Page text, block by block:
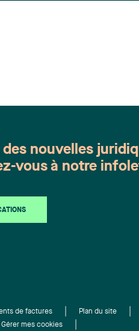
nouvelles
vous à notre
de factures
Plan du site
Gérer mes cookies